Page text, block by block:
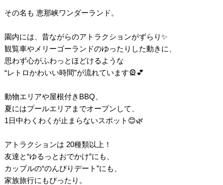
その名も 恵那峡ワンダーランド。
園内には、昔ながらのアトラクションがずらり✨
観覧車やメリーゴーランドのゆったりした動きに、
思わず心がふわっとほどけるような
“レトロかわいい時間”が流れています🎡💕
動物エリアや屋根付きBBQ、
夏にはプールエリアまでオープンして、
1日中わくわくが止まらないスポット😊🌿
アトラクションは 20種類以上！
友達と“ゆるっとおでかけ”にも、
カップルの“のんびりデート”にも、
家族旅行にもぴったり。